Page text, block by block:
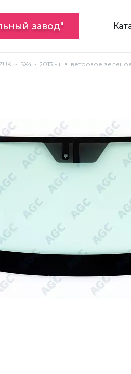
завод"
SX4 2013 - н.в. ветровое